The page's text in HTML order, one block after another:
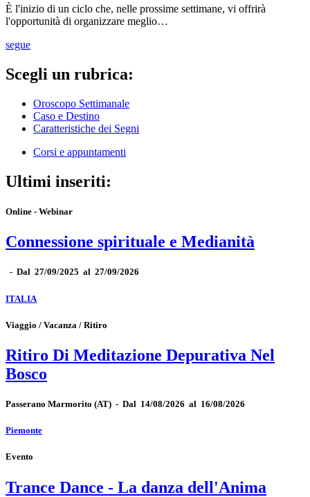
È l'inizio di un ciclo che, nelle prossime settimane, vi offrirà
l'opportunità di organizzare meglio…
segue
Scegli un rubrica:
Oroscopo Settimanale
Caso e Destino
Caratteristiche dei Segni
Corsi e appuntamenti
Ultimi inseriti:
Online - Webinar
Connessione spirituale e Medianità
- Dal 27/09/2025 al 27/09/2026
ITALIA
Viaggio / Vacanza / Ritiro
Ritiro Di Meditazione Depurativa Nel
Bosco
Passerano Marmorito (AT) - Dal 14/08/2026 al 16/08/2026
Piemonte
Evento
Trance Dance - La danza dell'Anima